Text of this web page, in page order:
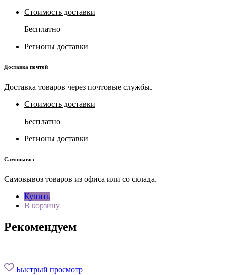
Стоимость доставки
Бесплатно
Регионы доставки
Доставка почтой
Доставка товаров через почтовые службы.
Стоимость доставки
Бесплатно
Регионы доставки
Самовывоз
Самовывоз товаров из офиса или со склада.
Купить
В корзину
Рекомендуем
Быстрый просмотр